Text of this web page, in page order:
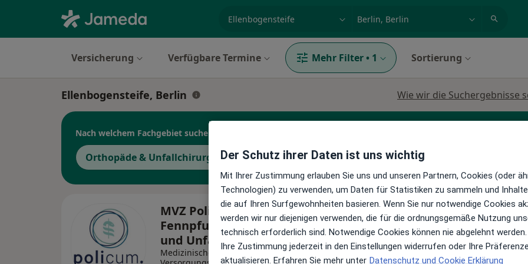
Versicherung Verfügbare Termine Mehr Filter • 1 Sortierung
Ellenbogensteife, Berlin Wie wir die Suchergebnisse
Nach welchem Fachgebiet suchen Sie?
Orthopäde & Unfallchirurg Fußchirurg Chirotherapeut Spezieller Unfallchirurg
MVZ Policum Berlin
Fennpfuhl - Orthopädie
und Unfallchirurgie
Medizinisches
Heute
7 Aug
Morgen
8 Aug
So,
9 Aug
Mo,
10 Aug
Der Schutz ihrer Daten ist uns wichtig
Mit Ihrer Zustimmung erlauben Sie uns und unseren Partnern, Cookies (oder
Technologien) zu verwenden, um Daten für Statistiken zu sammeln und
die auf Ihren Surfgewohnheiten basieren. Wenn Sie nur notwendige Cookies
werden wir nur diejenigen verwenden, die für die ordnungsgemäße Nutzung
technisch erforderlich sind. Notwendige Cookies können nie abgelehnt werden.
Ihre Zustimmung jederzeit in den Einstellungen widerrufen oder Ihre
aktualisieren. Erfahren Sie mehr unter Datenschutz und Cookie Erklärung